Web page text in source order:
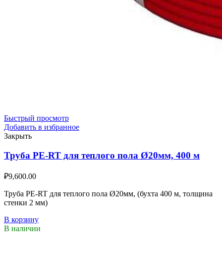
Быстрый просмотр
Добавить в избранное
Закрыть
Труба PE-RT для теплого пола Ø20мм, 400 м
₽9,600.00
Труба PE-RT для теплого пола Ø20мм, (бухта 400 м, толщина
стенки 2 мм)
В корзину
В наличии